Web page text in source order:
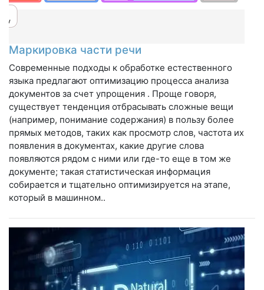
Маркировка части речи
Современные подходы к обработке естественного
языка предлагают оптимизацию процесса анализа
документов за счет упрощения . Проще говоря,
существует тенденция отбрасывать сложные вещи
(например, понимание содержания) в пользу более
прямых методов, таких как просмотр слов, частота их
появления в документах, какие другие слова
появляются рядом с ними или где-то еще в том же
документе; такая статистическая информация
собирается и тщательно оптимизируется на этапе,
который в машинном..